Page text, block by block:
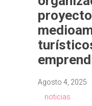
Agosto 4, 2025
noticias